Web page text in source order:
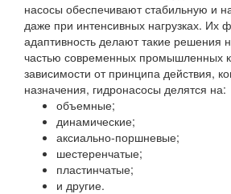
насосы обеспечивают стабильную и
даже при интенсивных нагрузках. Их
адаптивность делают такие решения
частью современных промышленных
зависимости от принципа действия,
назначения, гидронасосы делятся на:
объемные;
динамические;
аксиально-поршневые;
шестеренчатые;
пластинчатые;
и другие.